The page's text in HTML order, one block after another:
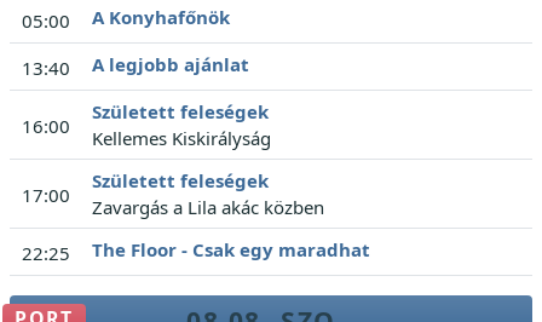
05:00 A Konyhafőnök
13:40 A legjobb ajánlat
16:00
Született feleségek
Kellemes Kiskirályság
17:00
Született feleségek
Zavargás a Lila akác közben
22:25
The Floor - Csak egy maradhat